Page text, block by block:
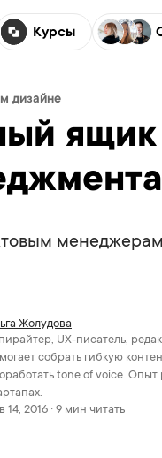
Курсы
дизайне
ящик
Жолудова
UX-писатель,
собрать гибкую
tone of voice.
14, 2016 · 9 мин читать